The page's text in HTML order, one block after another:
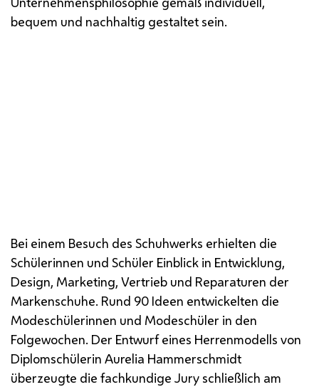
bequem und nachhaltig gestaltet sein.
Bei einem Besuch des Schuhwerks erhielten die
Schülerinnen und Schüler Einblick in Entwicklung,
Design, Marketing, Vertrieb und Reparaturen der
Markenschuhe. Rund 90 Ideen entwickelten die
Modeschülerinnen und Modeschüler in den
Folgewochen. Der Entwurf eines Herrenmodells von
Diplomschülerin Aurelia Hammerschmidt
überzeugte die fachkundige Jury schließlich am